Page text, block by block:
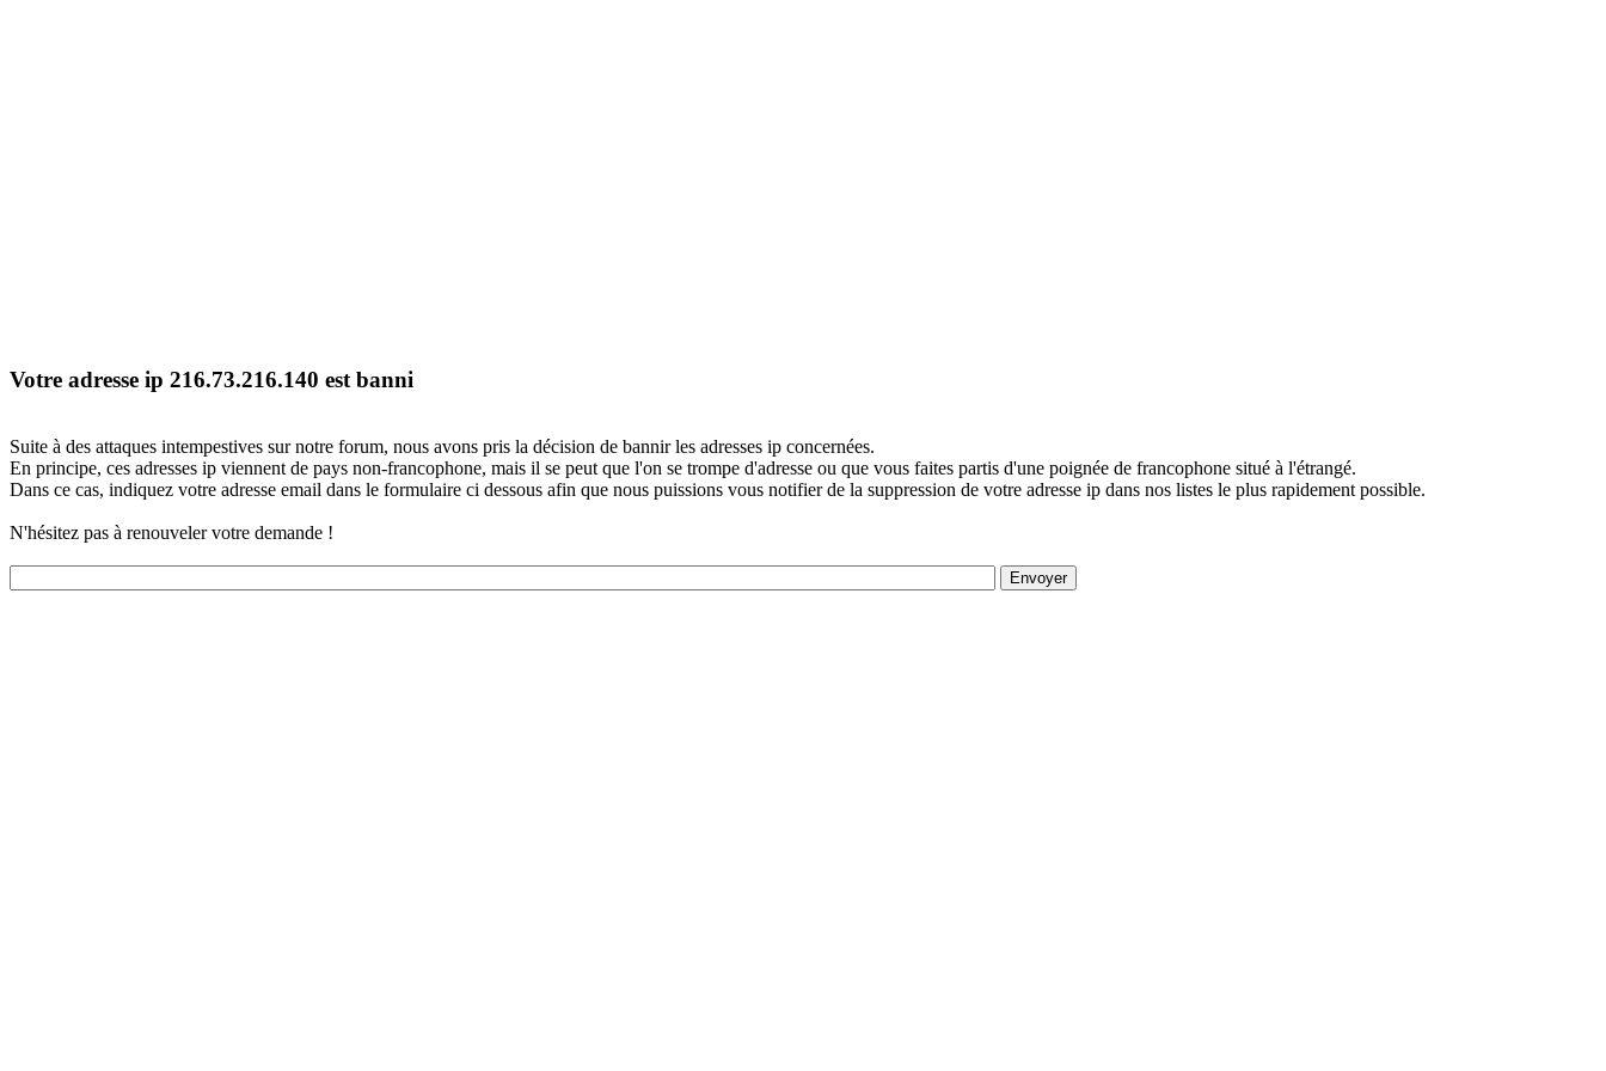
Votre adresse ip 216.73.216.140 est banni
Suite à des attaques intempestives sur notre forum, nous avons pris la décision de bannir les adresses ip concernées.
En principe, ces adresses ip viennent de pays non-francophone, mais il se peut que l'on se trompe d'adresse ou que vous faites partis d'une poignée de francophone situé à l'étrangé.
Dans ce cas, indiquez votre adresse email dans le formulaire ci dessous afin que nous puissions vous notifier de la suppression de votre adresse ip dans nos listes le plus rapidement possible.
N'hésitez pas à renouveler votre demande !